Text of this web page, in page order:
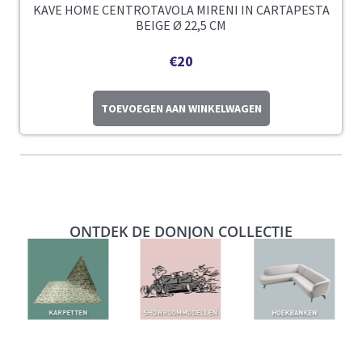
KAVE HOME CENTROTAVOLA MIRENI IN CARTAPESTA
BEIGE Ø 22,5 CM
€20
TOEVOEGEN AAN WINKELWAGEN
ONTDEK DE DONJON COLLECTIE